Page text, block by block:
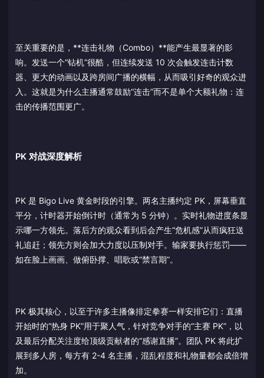
至关重要的是，**连击礼物（Combo）**能产生最显著的影
响。发送一个“钻机”很酷，但连续发送 10 次会触发连击计数
器、更大的动画以及跨房间广播的横幅，从而吸引好奇的观众进
入。这就是为什么主播通常鼓励“连击”而不是单个大额礼物：连
击的传播范围更广。
PK 对战深度解析
PK 是 Bigo Live 黄金时段的引擎。两名主播约定 PK，屏幕垂直
平分，计时器开始倒计时（通常为 5 分钟）。实时礼物进度条显
示哪一方领先。落后方的观众看到后会产生“危机感”从而疯狂送
礼追赶；领先方则会加大力度以压制对手。输家要执行惩罚——
如在脸上画画、做俯卧撑、唱歌或“禁言期”。
PK 极其核心，以至于许多主播像排定拳赛一样安排它们：直播
开始时的“热身 PK”用于聚人气，针对竞争对手的“主赛 PK”，以
及最后分配关注度给顶级贡献者的“感谢直播”。团队 PK 将此扩
展到多人房，每方有 2-4 名主播，混乱程度和礼物量都会成倍增
加。